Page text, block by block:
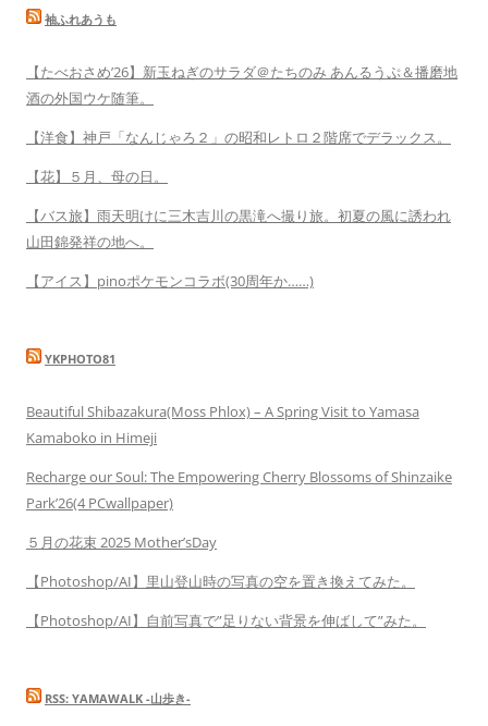
袖ふれあうも
【たべおさめ’26】新玉ねぎのサラダ＠たちのみ あんるうぷ＆播磨地
酒の外国ウケ随筆。
【洋食】神戸「なんじゃろ２」の昭和レトロ２階席でデラックス。
【花】５月、母の日。
【バス旅】雨天明けに三木吉川の黒滝へ撮り旅。初夏の風に誘われ
山田錦発祥の地へ。
【アイス】pinoポケモンコラボ(30周年か……)
YKPHOTO81
Beautiful Shibazakura(Moss Phlox) – A Spring Visit to Yamasa
Kamaboko in Himeji
Recharge our Soul: The Empowering Cherry Blossoms of Shinzaike
Park’26(4 PCwallpaper)
５月の花束 2025 Mother’sDay
【Photoshop/AI】里山登山時の写真の空を置き換えてみた。
【Photoshop/AI】自前写真で”足りない背景を伸ばして”みた。
RSS: YAMAWALK -山歩き-